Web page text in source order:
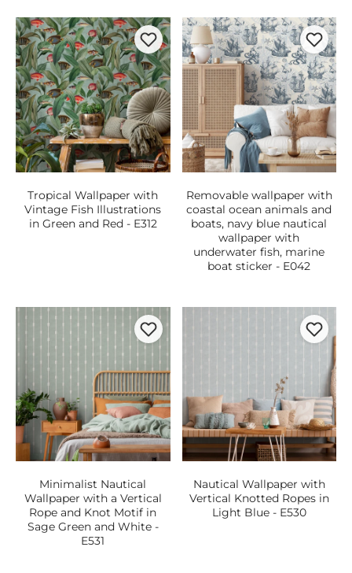
Tropical Wallpaper with
Vintage Fish Illustrations
in Green and Red - E312
Removable wallpaper with
coastal ocean animals and
boats, navy blue nautical
wallpaper with
underwater fish, marine
boat sticker - E042
Minimalist Nautical
Wallpaper with a Vertical
Rope and Knot Motif in
Sage Green and White -
E531
Nautical Wallpaper with
Vertical Knotted Ropes in
Light Blue - E530